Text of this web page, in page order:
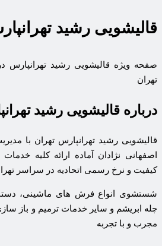
قالیشویی رشید
صفحه ویژه قالیشویی رشید تهرانپارس در
تهران
درباره قالیشویی رشید
قالیشویی رشید تهرانپارس تهران با
اصفهانی نژادان آماده ارائه کلیه خدمات
کیفیت و نرخ رسمی اتحادیه در سراسر
شستشوی انواع فرش های ماشینی،
چله ابریشم و سایر خدمات ترمیم و باز
مجرب و با تجربه